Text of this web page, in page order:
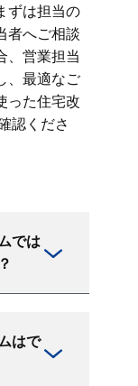
ずは担当の
者へご相談
、営業担当
、最適なご
った住宅改
認くださ
では
はで